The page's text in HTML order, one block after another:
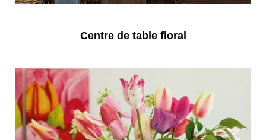
Centre de table floral